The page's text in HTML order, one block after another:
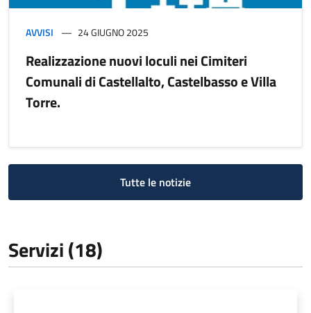
AVVISI 24 GIUGNO 2025
Realizzazione nuovi loculi nei Cimiteri
Comunali di Castellalto, Castelbasso e Villa
Torre.
Tutte le notizie
Servizi (18)